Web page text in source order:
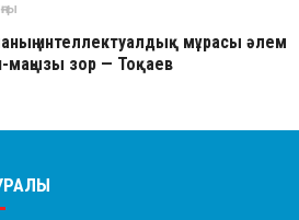
интеллектуалдық мұрасы әлем
маңызы зор — Тоқаев